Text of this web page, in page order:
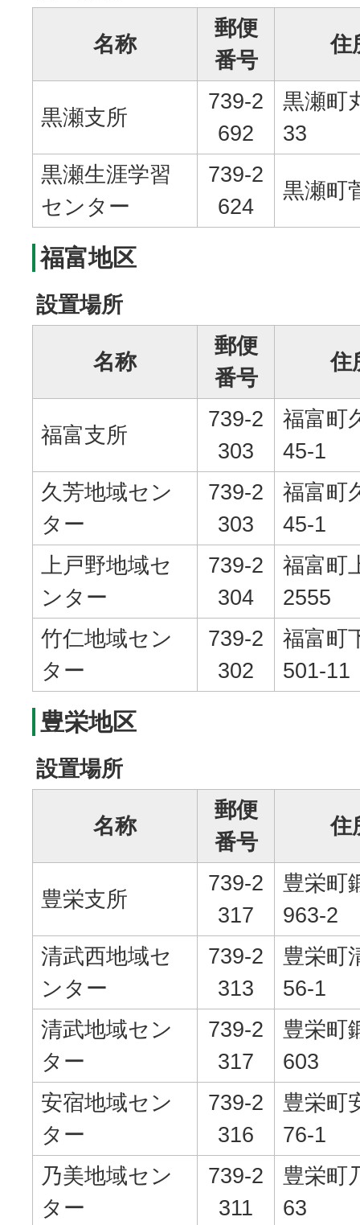
名称
郵便
番号
住
黒瀬支所
739-2
692
黒瀬町
33
黒瀬生涯学習
センター
739-2
624
黒瀬町
福富地区
設置場所
名称
郵便
番号
住
福富支所
739-2
303
福富町
45-1
久芳地域セン
ター
739-2
303
福富町
45-1
上戸野地域セ
ンター
739-2
304
福富町
2555
竹仁地域セン
ター
739-2
302
福富町
501-11
豊栄地区
設置場所
名称
郵便
番号
住
豊栄支所
739-2
317
豊栄町
963-2
清武西地域セ
ンター
739-2
313
豊栄町
56-1
清武地域セン
ター
739-2
317
豊栄町
603
安宿地域セン
ター
739-2
316
豊栄町
76-1
乃美地域セン
ター
739-2
311
豊栄町
63